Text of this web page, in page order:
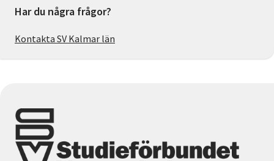
Har du några frågor?
Kontakta SV Kalmar län